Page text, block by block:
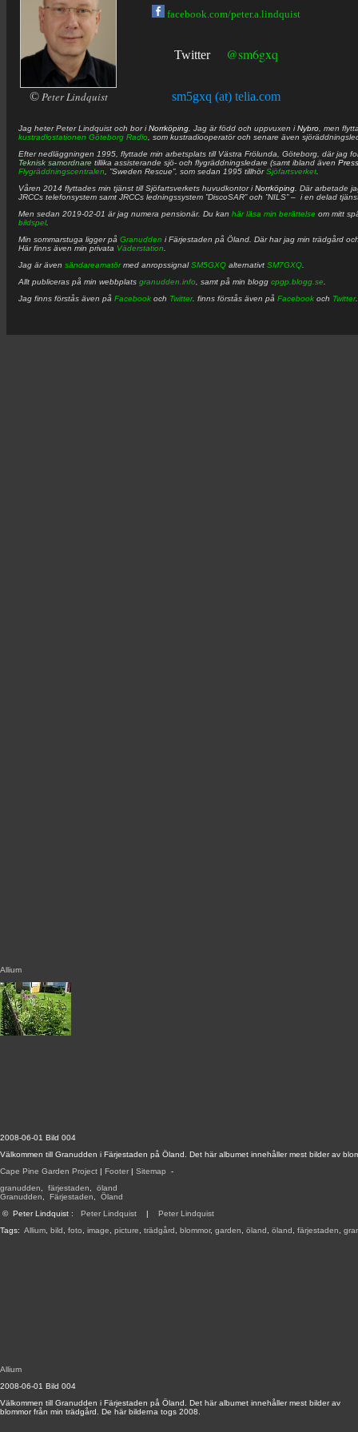
2008-06-01 Bild 004
Välkommen till Granudden i Färjestaden på Öland. Det här albumet innehåller mest bilder av
Cape Pine Garden Project | Footer | Sitemap -
granudden
färjestaden
öland
Granudden
Färjestaden
Öland
© Peter Lindquist : Peter Lindquist | Peter Lindquist
Tags: Allium bild foto image picture trädgård blommor, garden öland öland färjestaden
Allium
Allium
2008-06-01 Bild 004
Välkommen till Granudden i Färjestaden på Öland. Det här albumet innehåller mest bilder av
blommor från min trädgård. De här bilderna togs 2008.
© Peter Lindquist
facebook.com/peter.a.lindquist
Twitter @sm6gxq
sm5gxq (at) telia.com
Jag heterPeter Lindquist och bor iNorrköping . Jag är född och uppvuxen iNybro , men
kustradiostationen Göteborg Radio , som kustradiooperatör och senare även
Efter nedläggningen 1995, flyttade min arbetsplats till Västra Frölunda, Göteborg, där jag
Teknisk samordnare tillika assisterande sjö- och flygräddningsledare (samt ibland även
Flygräddningscentralen , ”Sweden Rescue”, som sedan 1995 tillhörSjöfartsverket
Våren 2014 flyttades min tjänst till Sjöfartsverkets huvudkontor iNorrköping . Där arbetade
JRCCs telefonsystem samt JRCCs ledningssystem ”DiscoSAR” och ”NILS” – i en delad
Men sedan 2019-02-01 är jag numera pensionär. Du kan här läsa min berättelse om mitt
bildspel.
Min sommarstuga ligger på Granudden i Färjestaden på Öland. Där har jag min trädgård
Här finns även min privata Väderstation
Jag är även sändareamatörmed anropssignalSM5GXQ alternativt SM7GXQ
Allt publiceras på min webbplats granudden.info , samt på min blogg cpgp.blogg.se
Jag finns förstås även på Facebook och Twitter. finns förstås även på Facebook och Twitter.